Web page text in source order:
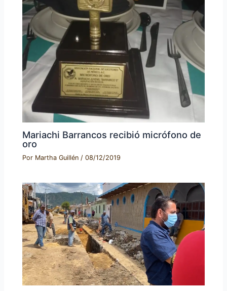
Mariachi Barrancos recibió micrófono de
oro
Por Martha Guillén /08/12/2019